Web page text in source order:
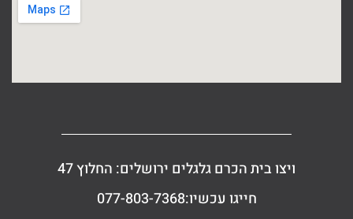
ויצו בית הכרם גלגלים ירושלים: החלוץ 47
חייגו עכשיו:077-803-7368